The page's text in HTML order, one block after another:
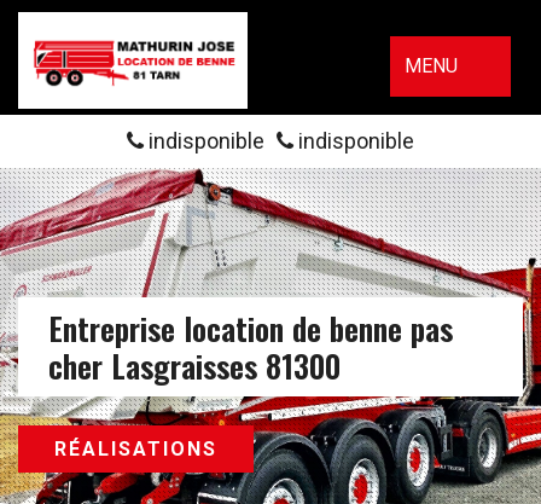
MENU
indisponible indisponible
Entreprise location de benne pas
cher Lasgraisses 81300
RÉALISATIONS